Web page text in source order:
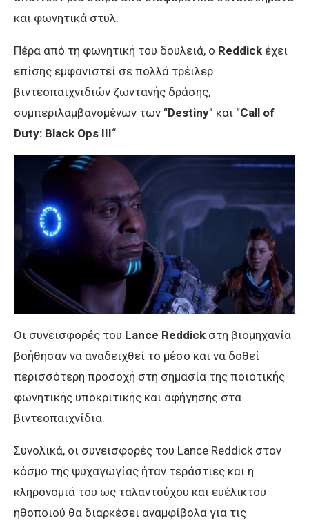
και φωνητικά στυλ.
Πέρα από τη φωνητική του δουλειά, ο Reddick έχει
επίσης εμφανιστεί σε πολλά τρέιλερ
βιντεοπαιχνιδιών ζωντανής δράσης,
συμπεριλαμβανομένων των “Destiny” και “Call of
Duty: Black Ops III“.
Oι συνεισφορές του Lance Reddick στη βιομηχανία
βοήθησαν να αναδειχθεί το μέσο και να δοθεί
περισσότερη προσοχή στη σημασία της ποιοτικής
φωνητικής υποκριτικής και αφήγησης στα
βιντεοπαιχνίδια.
Συνολικά, οι συνεισφορές του Lance Reddick στον
κόσμο της ψυχαγωγίας ήταν τεράστιες και η
κληρονομιά του ως ταλαντούχου και ευέλικτου
ηθοποιού θα διαρκέσει αναμφίβολα για τις